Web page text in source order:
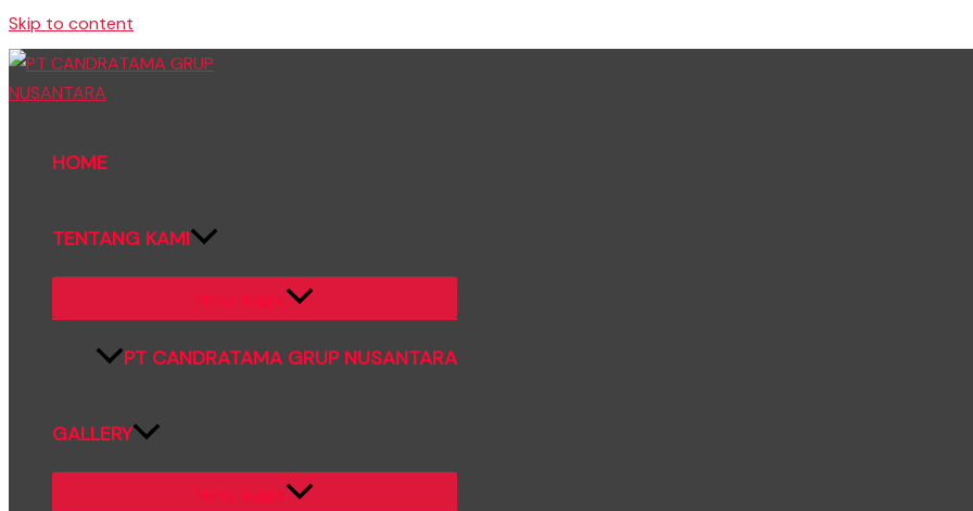
Skip to content
HOME
TENTANG KAMI
Menu Toggle
PT CANDRATAMA GRUP NUSANTARA
GALLERY
Menu Toggle